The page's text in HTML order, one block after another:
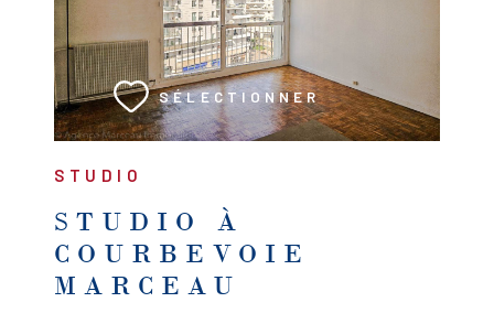
STUDIO
STUDIO À
COURBEVOIE
MARCEAU
SÉLECTIONNER
VOIR LE BIEN